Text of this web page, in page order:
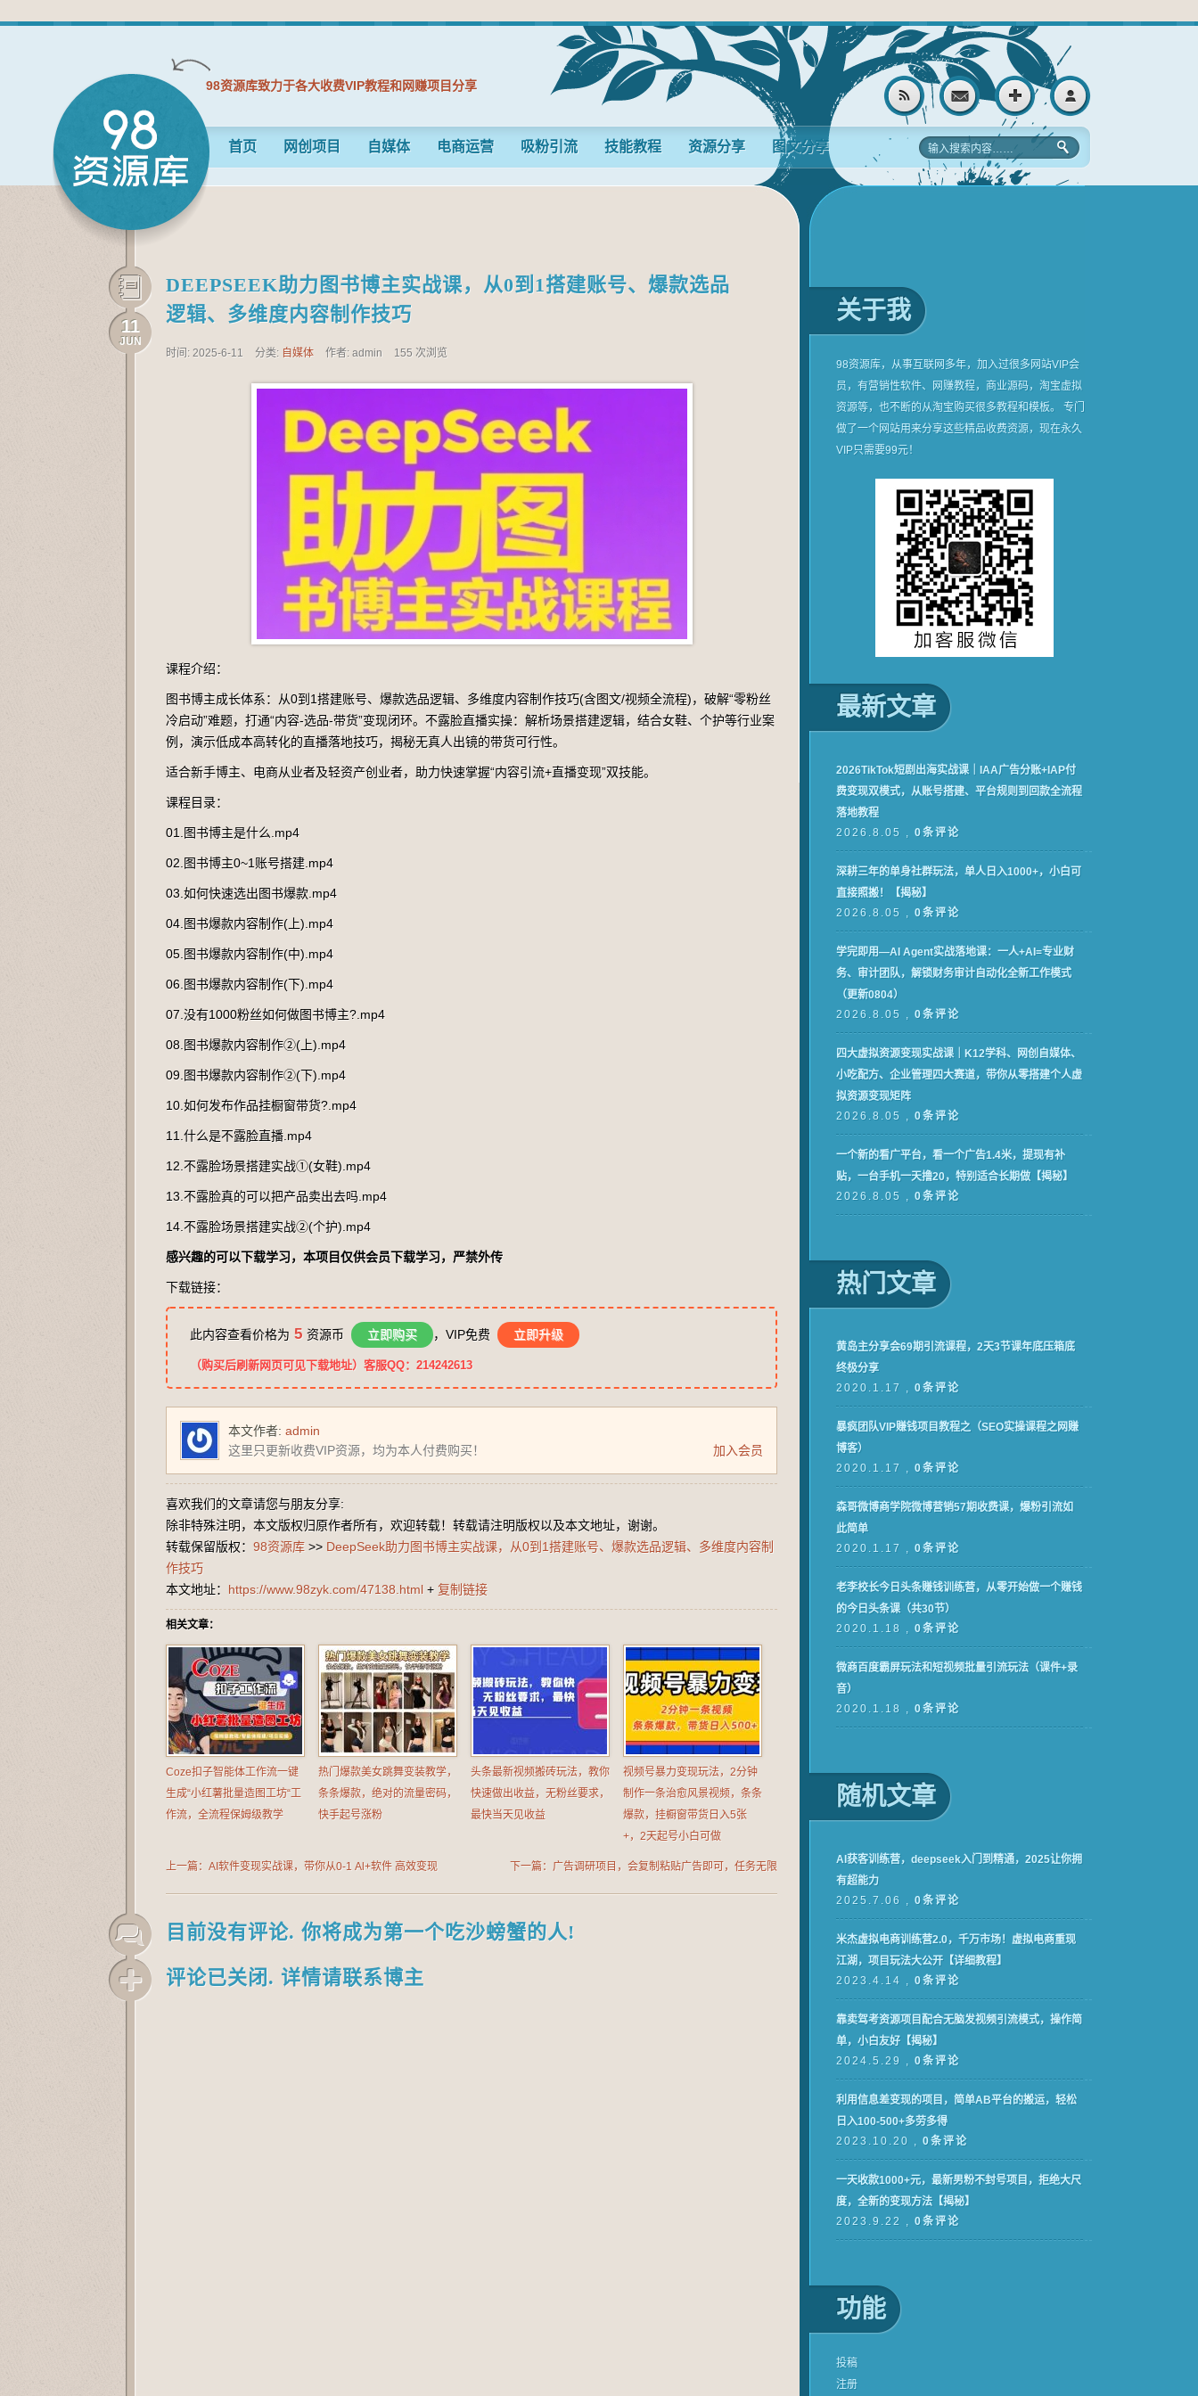
98资源库致力于各大收费VIP教程和网赚项目分享
首页 网创项目 自媒体 电商运营 吸粉引流 技能教程 资源分享 图文分享
11
JUN
DEEPSEEK助力图书博主实战课，从0到1搭建账号、爆款选品
逻辑、多维度内容制作技巧
时间: 2025-6-11 分类: 自媒体 作者: admin 155 次浏览
课程介绍：
图书博主成长体系：从0到1搭建账号、爆款选品逻辑、多维度内容制作技巧(含图文/视频全流程)，破解“零粉丝
冷启动”难题，打通“内容-选品-带货”变现闭环。不露脸直播实操：解析场景搭建逻辑，结合女鞋、个护等行业案
例，演示低成本高转化的直播落地技巧，揭秘无真人出镜的带货可行性。
适合新手博主、电商从业者及轻资产创业者，助力快速掌握“内容引流+直播变现”双技能。
课程目录：
01.图书博主是什么.mp4
02.图书博主0~1账号搭建.mp4
03.如何快速选出图书爆款.mp4
04.图书爆款内容制作(上).mp4
05.图书爆款内容制作(中).mp4
06.图书爆款内容制作(下).mp4
07.没有1000粉丝如何做图书博主?.mp4
08.图书爆款内容制作②(上).mp4
09.图书爆款内容制作②(下).mp4
10.如何发布作品挂橱窗带货?.mp4
11.什么是不露脸直播.mp4
12.不露脸场景搭建实战①(女鞋).mp4
13.不露脸真的可以把产品卖出去吗.mp4
14.不露脸场景搭建实战②(个护).mp4
感兴趣的可以下载学习，本项目仅供会员下载学习，严禁外传
下载链接：
此内容查看价格为 5 资源币 立即购买 ，VIP免费 立即升级
（购买后刷新网页可见下载地址）客服QQ：214242613
本文作者: admin
这里只更新收费VIP资源，均为本人付费购买！
加入会员
喜欢我们的文章请您与朋友分享:
除非特殊注明，本文版权归原作者所有，欢迎转载！转载请注明版权以及本文地址，谢谢。
转载保留版权： 98资源库 >> DeepSeek助力图书博主实战课，从0到1搭建账号、爆款选品逻辑、多维度内容制
作技巧
本文地址： https://www.98zyk.com/47138.html + 复制链接
相关文章：
Coze扣子智能体工作流一键
生成“小红薯批量造图工坊“工
作流，全流程保姆级教学
热门爆款美女跳舞变装教学，
条条爆款，绝对的流量密码，
快手起号涨粉
头条最新视频搬砖玩法，教你
快速做出收益，无粉丝要求，
最快当天见收益
视频号暴力变现玩法，2分钟
制作一条治愈风景视频，条条
爆款，挂橱窗带货日入5张
+，2天起号小白可做
上一篇：AI软件变现实战课，带你从0-1 Al+软件 高效变现
下一篇：广告调研项目，会复制粘贴广告即可，任务无限
目前没有评论. 你将成为第一个吃沙螃蟹的人!
评论已关闭. 详情请联系博主
关于我
98资源库，从事互联网多年，加入过很多网站VIP会
员，有营销性软件、网赚教程，商业源码，淘宝虚拟
资源等，也不断的从淘宝购买很多教程和模板。 专门
做了一个网站用来分享这些精品收费资源，现在永久
VIP只需要99元！
最新文章
2026TikTok短剧出海实战课｜IAA广告分账+IAP付
费变现双模式，从账号搭建、平台规则到回款全流程
落地教程
2026.8.05 , 0条评论
深耕三年的单身社群玩法，单人日入1000+，小白可
直接照搬！【揭秘】
2026.8.05 , 0条评论
学完即用—AI Agent实战落地课：一人+AI=专业财
务、审计团队，解锁财务审计自动化全新工作模式
（更新0804）
2026.8.05 , 0条评论
四大虚拟资源变现实战课｜K12学科、网创自媒体、
小吃配方、企业管理四大赛道，带你从零搭建个人虚
拟资源变现矩阵
2026.8.05 , 0条评论
一个新的看广平台，看一个广告1.4米，提现有补
贴，一台手机一天撸20，特别适合长期做【揭秘】
2026.8.05 , 0条评论
热门文章
黄岛主分享会69期引流课程，2天3节课年底压箱底
终极分享
2020.1.17 , 0条评论
暴疯团队VIP赚钱项目教程之（SEO实操课程之网赚
博客）
2020.1.17 , 0条评论
森哥微博商学院微博营销57期收费课，爆粉引流如
此简单
2020.1.17 , 0条评论
老李校长今日头条赚钱训练营，从零开始做一个赚钱
的今日头条课（共30节）
2020.1.18 , 0条评论
微商百度霸屏玩法和短视频批量引流玩法（课件+录
音）
2020.1.18 , 0条评论
随机文章
AI获客训练营，deepseek入门到精通，2025让你拥
有超能力
2025.7.06 , 0条评论
米杰虚拟电商训练营2.0，千万市场！虚拟电商重现
江湖，项目玩法大公开【详细教程】
2023.4.14 , 0条评论
靠卖驾考资源项目配合无脑发视频引流模式，操作简
单，小白友好【揭秘】
2024.5.29 , 0条评论
利用信息差变现的项目，简单AB平台的搬运，轻松
日入100-500+多劳多得
2023.10.20 , 0条评论
一天收款1000+元，最新男粉不封号项目，拒绝大尺
度，全新的变现方法【揭秘】
2023.9.22 , 0条评论
功能
投稿
注册